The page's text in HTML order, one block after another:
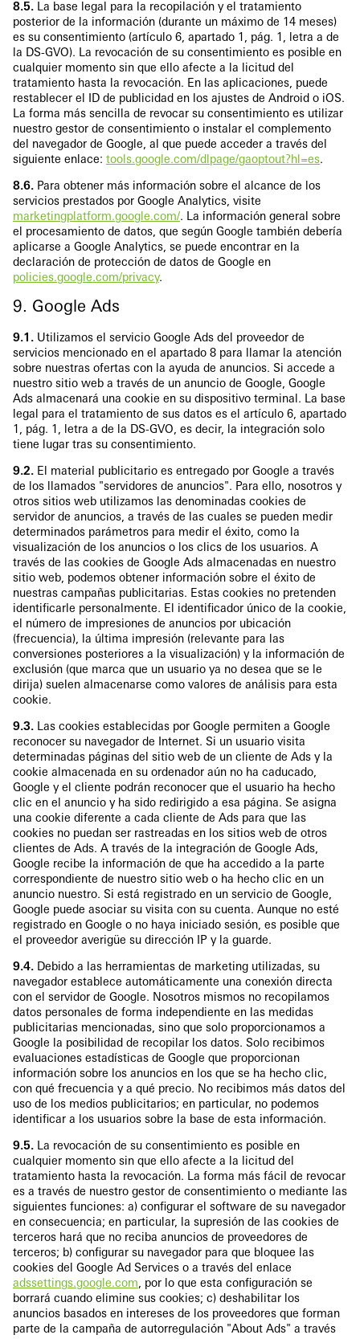
8.5. La base legal para la recopilación y el tratamiento
posterior de la información (durante un máximo de 14 meses)
es su consentimiento (artículo 6, apartado 1, pág. 1, letra a de
la DS-GVO). La revocación de su consentimiento es posible en
cualquier momento sin que ello afecte a la licitud del
tratamiento hasta la revocación. En las aplicaciones, puede
restablecer el ID de publicidad en los ajustes de Android o iOS.
La forma más sencilla de revocar su consentimiento es utilizar
nuestro gestor de consentimiento o instalar el complemento
del navegador de Google, al que puede acceder a través del
siguiente enlace: tools.google.com/dlpage/gaoptout?hl=es.
8.6. Para obtener más información sobre el alcance de los
servicios prestados por Google Analytics, visite
marketingplatform.google.com/. La información general sobre
el procesamiento de datos, que según Google también debería
aplicarse a Google Analytics, se puede encontrar en la
declaración de protección de datos de Google en
policies.google.com/privacy.
9. Google Ads
9.1. Utilizamos el servicio Google Ads del proveedor de
servicios mencionado en el apartado 8 para llamar la atención
sobre nuestras ofertas con la ayuda de anuncios. Si accede a
nuestro sitio web a través de un anuncio de Google, Google
Ads almacenará una cookie en su dispositivo terminal. La base
legal para el tratamiento de sus datos es el artículo 6, apartado
1, pág. 1, letra a de la DS-GVO, es decir, la integración solo
tiene lugar tras su consentimiento.
9.2. El material publicitario es entregado por Google a través
de los llamados "servidores de anuncios". Para ello, nosotros y
otros sitios web utilizamos las denominadas cookies de
servidor de anuncios, a través de las cuales se pueden medir
determinados parámetros para medir el éxito, como la
visualización de los anuncios o los clics de los usuarios. A
través de las cookies de Google Ads almacenadas en nuestro
sitio web, podemos obtener información sobre el éxito de
nuestras campañas publicitarias. Estas cookies no pretenden
identificarle personalmente. El identificador único de la cookie,
el número de impresiones de anuncios por ubicación
(frecuencia), la última impresión (relevante para las
conversiones posteriores a la visualización) y la información de
exclusión (que marca que un usuario ya no desea que se le
dirija) suelen almacenarse como valores de análisis para esta
cookie.
9.3. Las cookies establecidas por Google permiten a Google
reconocer su navegador de Internet. Si un usuario visita
determinadas páginas del sitio web de un cliente de Ads y la
cookie almacenada en su ordenador aún no ha caducado,
Google y el cliente podrán reconocer que el usuario ha hecho
clic en el anuncio y ha sido redirigido a esa página. Se asigna
una cookie diferente a cada cliente de Ads para que las
cookies no puedan ser rastreadas en los sitios web de otros
clientes de Ads. A través de la integración de Google Ads,
Google recibe la información de que ha accedido a la parte
correspondiente de nuestro sitio web o ha hecho clic en un
anuncio nuestro. Si está registrado en un servicio de Google,
Google puede asociar su visita con su cuenta. Aunque no esté
registrado en Google o no haya iniciado sesión, es posible que
el proveedor averigüe su dirección IP y la guarde.
9.4. Debido a las herramientas de marketing utilizadas, su
navegador establece automáticamente una conexión directa
con el servidor de Google. Nosotros mismos no recopilamos
datos personales de forma independiente en las medidas
publicitarias mencionadas, sino que solo proporcionamos a
Google la posibilidad de recopilar los datos. Solo recibimos
evaluaciones estadísticas de Google que proporcionan
información sobre los anuncios en los que se ha hecho clic,
con qué frecuencia y a qué precio. No recibimos más datos del
uso de los medios publicitarios; en particular, no podemos
identificar a los usuarios sobre la base de esta información.
9.5. La revocación de su consentimiento es posible en
cualquier momento sin que ello afecte a la licitud del
tratamiento hasta la revocación. La forma más fácil de revocar
es a través de nuestro gestor de consentimiento o mediante las
siguientes funciones: a) configurar el software de su navegador
en consecuencia; en particular, la supresión de las cookies de
terceros hará que no reciba anuncios de proveedores de
terceros; b) configurar su navegador para que bloquee las
cookies del Google Ad Services o a través del enlace
adssettings.google.com, por lo que esta configuración se
borrará cuando elimine sus cookies; c) deshabilitar los
anuncios basados en intereses de los proveedores que forman
parte de la campaña de autorregulación "About Ads" a través